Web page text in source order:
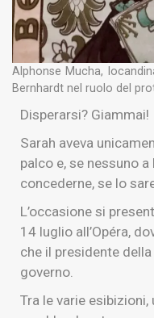
Alphonse Mucha,
Bernhardt nel ruolo del
Disperarsi? Giammai!
Sarah aveva
palco e, se nessuno
concederne, se lo
L’occasione si
14 luglio all’Opéra,
che il presidente
governo.
Tra le varie esibizioni,